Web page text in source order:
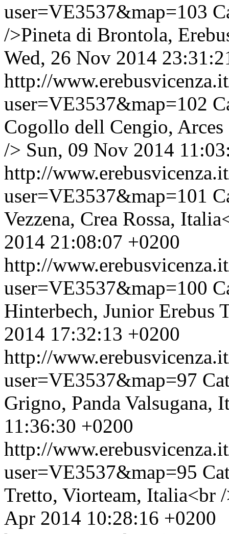
user=VE3537&map=103
/>Pineta di Brontola,
Wed, 26 Nov 2014
http://
user=VE3537&map=102
Cogollo dell Cengio,
/> Sun, 09 Nov 2014
http://
user=VE3537&map=101
Vezzena, Crea Rossa,
2014 21:08:07 +0200
http://
user=VE3537&map=100
Hinterbech, Junior Erebus
2014 17:32:13 +0200
http://
user=VE3537&map=97
Grigno, Panda Valsugana,
11:36:30 +0200
http://
user=VE3537&map=95
Tretto, Viorteam, Italia<br
Apr 2014 10:28:16 +0200